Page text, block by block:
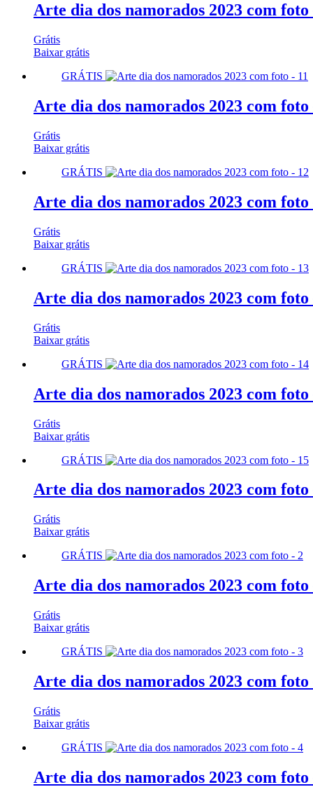
Arte dia dos namorados 2023 com foto
Grátis
Baixar grátis
GRÁTIS
Arte dia dos namorados 2023 com foto
Grátis
Baixar grátis
GRÁTIS
Arte dia dos namorados 2023 com foto
Grátis
Baixar grátis
GRÁTIS
Arte dia dos namorados 2023 com foto
Grátis
Baixar grátis
GRÁTIS
Arte dia dos namorados 2023 com foto
Grátis
Baixar grátis
GRÁTIS
Arte dia dos namorados 2023 com foto
Grátis
Baixar grátis
GRÁTIS
Arte dia dos namorados 2023 com foto
Grátis
Baixar grátis
GRÁTIS
Arte dia dos namorados 2023 com foto
Grátis
Baixar grátis
GRÁTIS
Arte dia dos namorados 2023 com foto